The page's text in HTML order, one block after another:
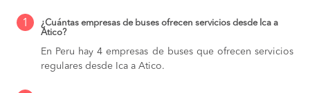
1
¿Cuántas empresas de buses ofrecen servicios desde Ica a
Atico?
En Peru hay 4 empresas de buses que ofrecen servicios
regulares desde Ica a Atico.